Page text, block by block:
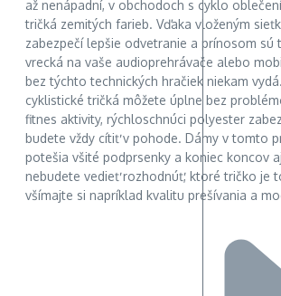
až nenápadní, v obchodoch s cyklo
tričká zemitých farieb. Vďaka vloženým
zabezpečí lepšie odvetranie a prínosom sú
vrecká na vaše audioprehrávače alebo
bez týchto technických hračiek niekam
cyklistické tričká môžete úplne bez
fitnes aktivity, rýchloschnúci polyester
budete vždy cítiť v pohode. Dámy v tomto
potešia všité podprsenky a koniec koncov
nebudete vedieť rozhodnúť, ktoré tričko je
všímajte si napríklad kvalitu prešívania a